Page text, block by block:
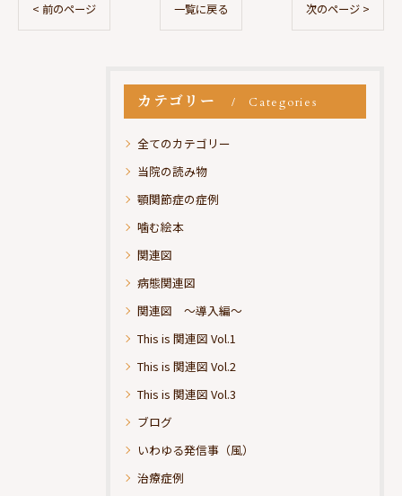
< 前のページ 一覧に戻る 次のページ >
カテゴリー Categories
全てのカテゴリー
当院の読み物
顎関節症の症例
噛む絵本
関連図
病態関連図
関連図 ～導入編～
This is 関連図 Vol.1
This is 関連図 Vol.2
This is 関連図 Vol.3
ブログ
いわゆる発信事（風）
治療症例